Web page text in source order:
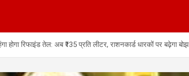
रिफाइंड तेल: अब ₹135 प्रति लीटर, राशनकार्ड धारकों पर बढ़ेगा बोझ